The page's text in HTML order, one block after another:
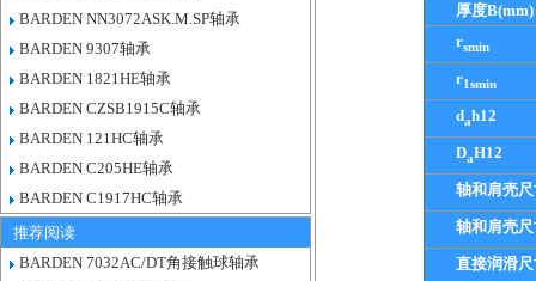
BARDEN NN3072ASK.M.SP轴承
BARDEN 9307轴承
BARDEN 1821HE轴承
BARDEN CZSB1915C轴承
BARDEN 121HC轴承
BARDEN C205HE轴承
BARDEN C1917HC轴承
推荐阅读
BARDEN 7032AC/DT角接触球轴承
厚度B(mm)
rsmin
r1smin
dah12
DaH12
轴和肩壳
轴和肩壳
直接润滑